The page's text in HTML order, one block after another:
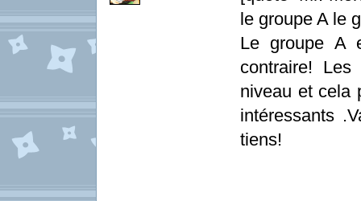
le groupe A le
Le groupe A
contraire!
niveau et cela
intéressants
tiens!